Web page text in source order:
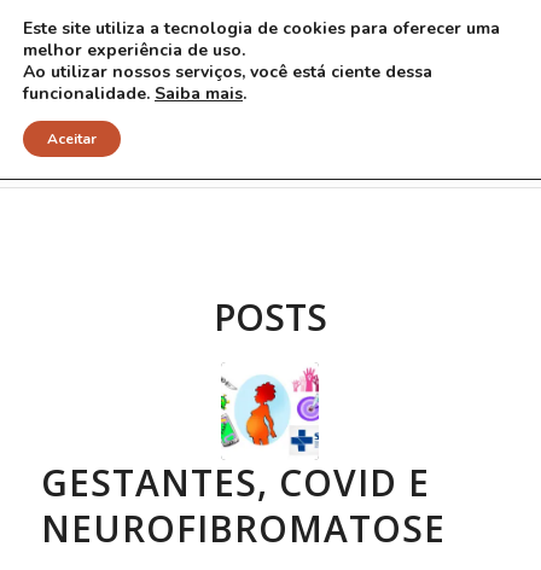
Arquivo para Tag: gestantes
POSTS
GESTANTES, COVID E
NEUROFIBROMATOSE
Este site utiliza a tecnologia de cookies para oferecer uma
melhor experiência de uso.
Ao utilizar nossos serviços, você está ciente dessa
funcionalidade. Saiba mais.
Aceitar